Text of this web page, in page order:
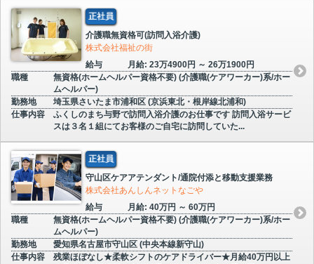
正社員
介護職無資格可(訪問入浴介護)
株式会社福祉の街
給与
月給: 23万4900円 ～ 26万1900円
職種
無資格(ホームヘルパー資格不要) (介護職(ケアワーカー)系/ホー
ムヘルパー)
勤務地
埼玉県さいたま市浦和区 (京浜東北・根岸線北浦和)
仕事内容
ふくしのまち与野で訪問入浴介護のお仕事です 訪問入浴サービ
スは３名１組にてお客様のご自宅に訪問していた...
正社員
守山区ケアアテンダント/通院付添と移動支援業務
株式会社あんしんネットなごや
給与
月給: 40万円 ～ 60万円
職種
無資格(ホームヘルパー資格不要) (介護職(ケアワーカー)系/ホー
ムヘルパー)
勤務地
愛知県名古屋市守山区 (中央本線新守山)
仕事内容
残業ほぼなし★柔軟シフトのケアドライバー★月給40万円以上